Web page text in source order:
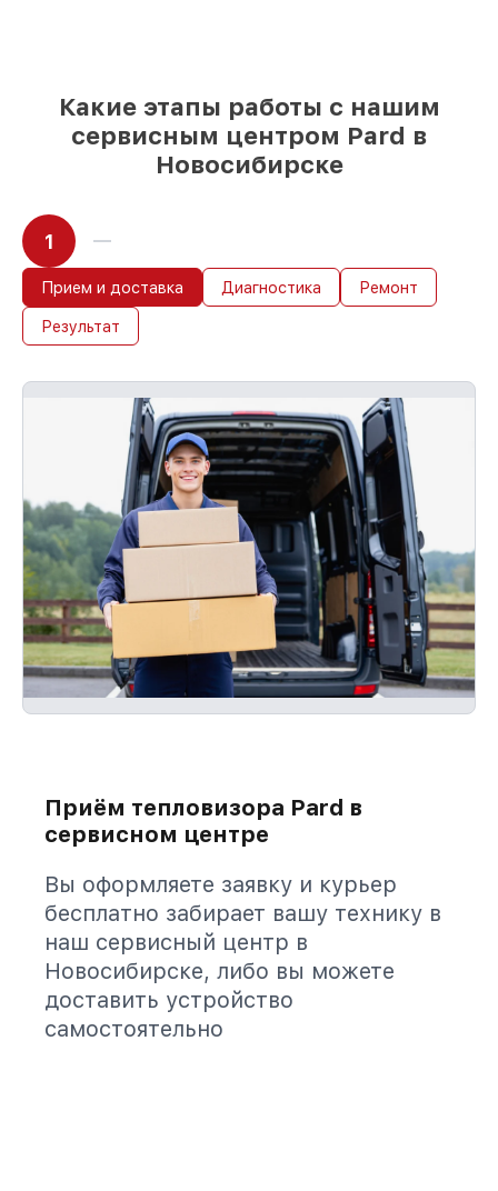
Какие этапы работы с нашим
сервисным центром Pard в
Новосибирске
1
Прием и доставка Диагностика Ремонт
Результат
Приём тепловизора Pard в
сервисном центре
Вы оформляете заявку и курьер
бесплатно забирает вашу технику в
наш сервисный центр в
Новосибирске, либо вы можете
доставить устройство
самостоятельно